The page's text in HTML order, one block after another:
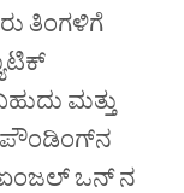
ತಿಂಗಳಿಗೆ
ಮತ್ತು
ಏಂಜಲ್ ಒನ್ ನ